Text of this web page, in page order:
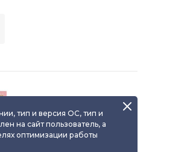
ювелирного изделия
тип и версия ОС, тип и
на сайт пользователь, а
оптимизации работы